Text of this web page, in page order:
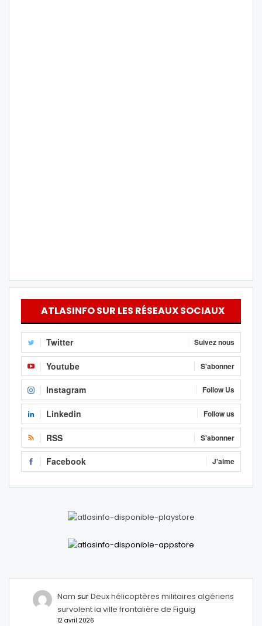
ATLASINFO SUR LES RÉSEAUX SOCIAUX
Twitter Suivez nous
Youtube S'abonner
Instagram Follow Us
Linkedin Follow us
RSS S'abonner
Facebook J'aime
Nam surDeux hélicoptères militaires algériens
survolent la ville frontalière de Figuig
12 avril 2026